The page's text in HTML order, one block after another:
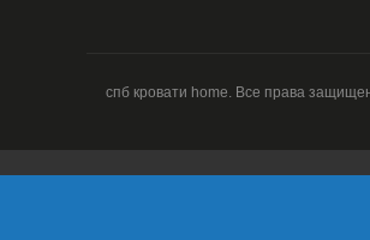
спб кровати home. Все права
версия Браузера; тип устройства
Браузера; какие страницы